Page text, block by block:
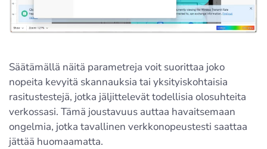
Säätämällä näitä parametreja voit suorittaa joko
nopeita kevyitä skannauksia tai yksityiskohtaisia
rasitustestejä, jotka jäljittelevät todellisia olosuhteita
verkossasi. Tämä joustavuus auttaa havaitsemaan
ongelmia, jotka tavallinen verkkonopeustesti saattaa
jättää huomaamatta.